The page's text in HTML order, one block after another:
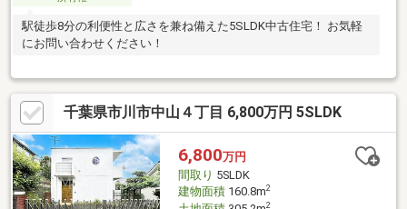
駅徒歩8分の利便性と広さを兼ね備えた5SLDK中古住宅！ お気軽
にお問い合わせください！
千葉県市川市中山４丁目 6,800万円 5SLDK
6,800万円
間取り 5SLDK
建物面積160.8m2
2